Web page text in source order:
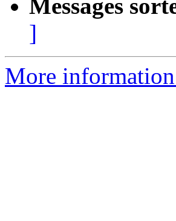
Messages
]
More